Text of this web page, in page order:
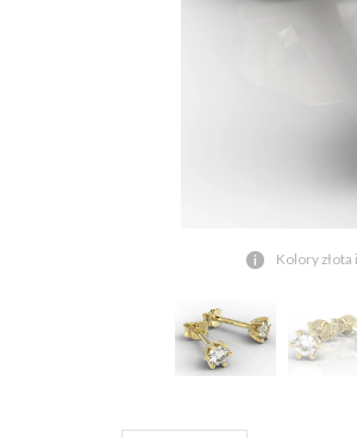
Kolory